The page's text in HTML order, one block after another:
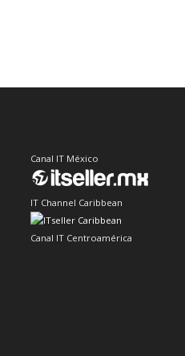
Canal IT México
IT Channel Caribbean
Canal IT Centroamérica